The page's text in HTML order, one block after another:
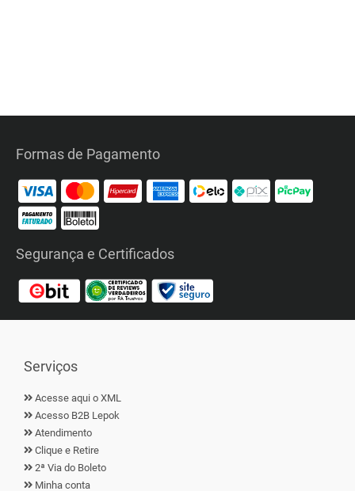
Formas de Pagamento
Segurança e Certificados
Serviços
Acesse aqui o XML
Acesso B2B Lepok
Atendimento
Clique e Retire
2ª Via do Boleto
Minha conta